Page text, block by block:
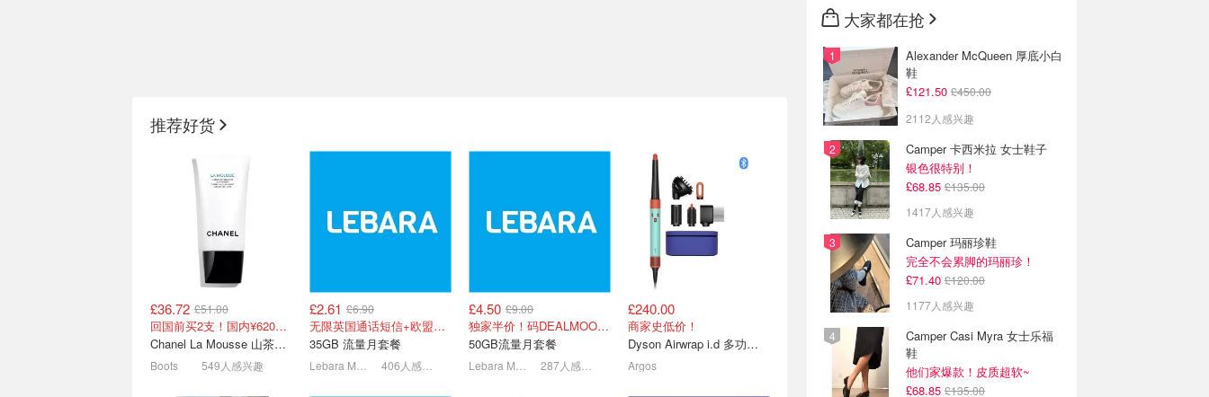
外星人16双肩包 £30
2026 英国夏季大促电子产
品抢购攻略 -
Marshall/Apple
新品大疆pocket4上市！
英国夏季大促Apple苹果抢
购攻略 - iPhone 17全线降
价AirPods Max 2首次降价
2026年亚马逊 春季大促 -
折扣清单，实时更新
大促结束！蹲2027年
Macbook 苹果笔记本 -
MacBook Pro/ iPad 折扣汇
总2023年新款直降£149！
推荐好货
£36.72 £51.00
回国前买2支！国内¥620！立省近一半！
Chanel La Mousse 山茶洁面乳 150ml
Boots 549人感兴趣
£2.61 £6.90
无限英国通话短信+欧盟漫游
35GB 流量月套餐
£4.50 £9.00
独家半价！码DEALMOON6
50GB流量月套餐
£240.00
商家史低价！
Dyson Airwrap i.d 多功能造型器 吹风机 扩散器
Argos
大家都在抢
Alexander McQueen 厚底小白
鞋
£121.50 £450.00
2112人感兴趣
Camper 卡西米拉 女士鞋子
银色很特别！
£68.85 £135.00
1417人感兴趣
Camper 玛丽珍鞋
完全不会累脚的玛丽珍！
£71.40 £120.00
1177人感兴趣
Camper Casi Myra 女士乐福
鞋
他们家爆款！皮质超软~
£68.85 £135.00